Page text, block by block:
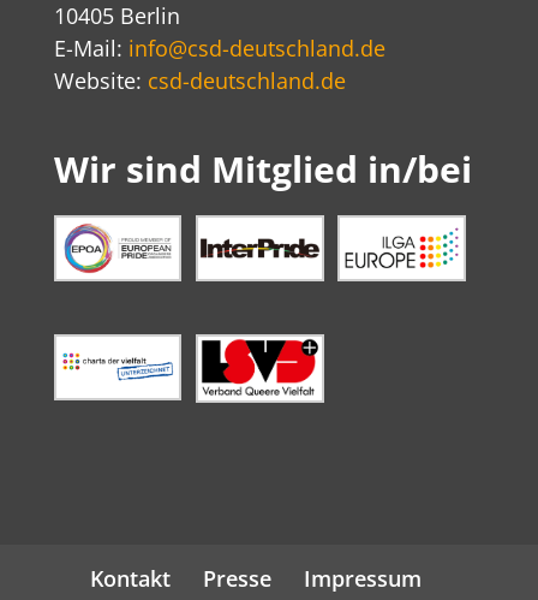
10405 Berlin
E-Mail: info@csd-deutschland.de
Website: csd-deutschland.de
Wir sind Mitglied in/bei
Kontakt Presse
Impressum